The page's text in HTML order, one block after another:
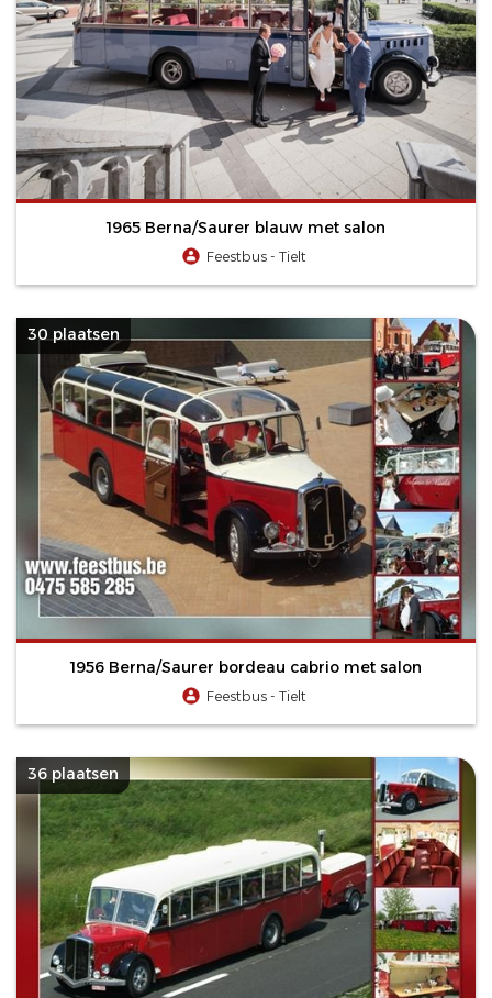
1965 Berna/Saurer blauw met salon
Feestbus - Tielt
30 plaatsen
1956 Berna/Saurer bordeau cabrio met salon
Feestbus - Tielt
36 plaatsen